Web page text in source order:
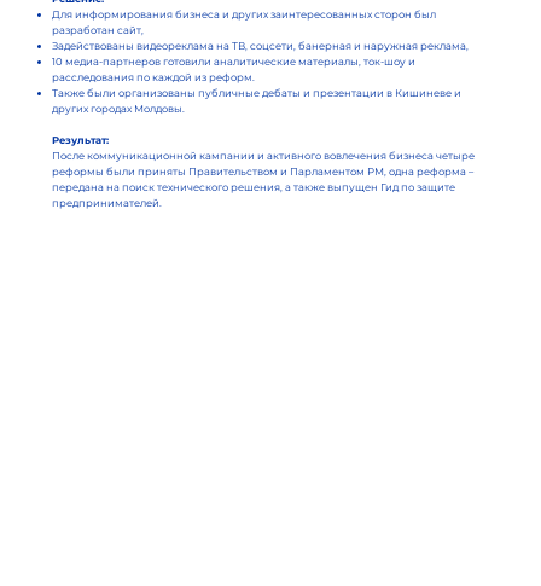
Для информирования бизнеса и других заинтересованных сторон был
разработан сайт,
Задействованы видеореклама на ТВ, соцсети, банерная и наружная реклама,
10 медиа-партнеров готовили аналитические материалы, ток-шоу и
расследования по каждой из реформ.
Также были организованы публичные дебаты и презентации в Кишиневе и
других городах Молдовы.
Результат:
После коммуникационной кампании и активного вовлечения бизнеса четыре
реформы были приняты Правительством и Парламентом РМ, одна реформа –
передана на поиск технического решения, а также выпущен Гид по защите
предпринимателей.